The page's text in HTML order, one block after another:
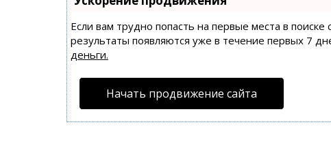
Если вам трудно попасть на первые места в
результаты появляются уже в течение первых 7
деньги.
Начать продвижение сайта